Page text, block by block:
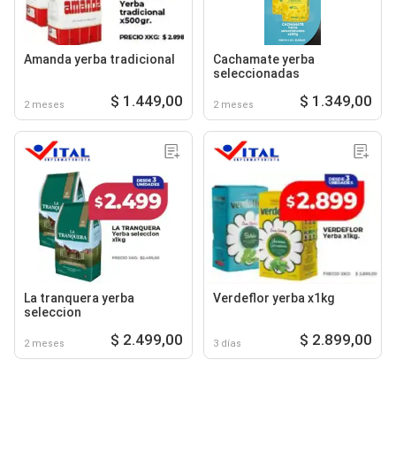
Amanda yerba tradicional
2 meses $ 1.449,00
Cachamate yerba
seleccionadas
2 meses $ 1.349,00
La tranquera yerba
seleccion
2 meses $ 2.499,00
Verdeflor yerba x1kg
3 días $ 2.899,00